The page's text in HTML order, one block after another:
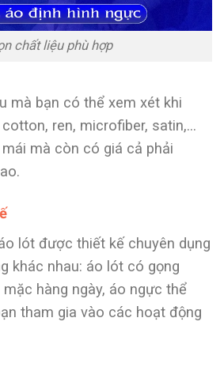
chất liệu phù hợp
mà bạn có thể xem xét khi
ren, microfiber, satin,…
mà còn có giá cả phải
lót được thiết kế chuyên dụng
khác nhau: áo lót có gọng
hàng ngày, áo ngực thể
tham gia vào các hoạt động